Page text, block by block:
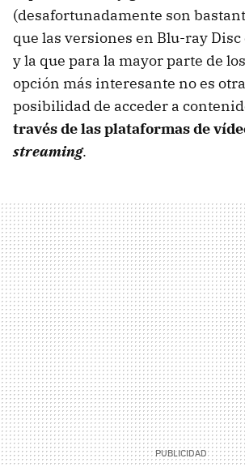
(desafortunadamente son
que las versiones en Blu-ray
y la que para la mayor parte de
opción más interesante no es
posibilidad de acceder a
través de las plataformas de
streaming.